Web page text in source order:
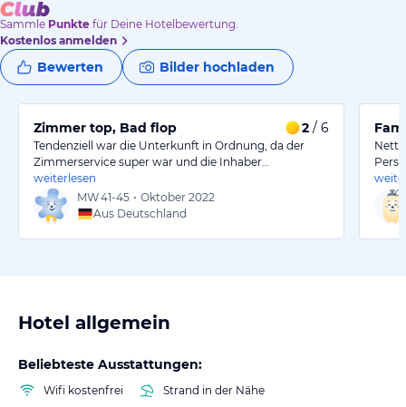
Sammle Punkte für Deine Hotelbewertung.
Kostenlos anmelden
Bewerten Bilder hochladen
Zimmer top, Bad flop 2 / 6
Tendenziell war die Unterkunft in Ordnung, da der
Zimmerservice super war und die Inhaber…
weiterlesen
MW41-45 • Oktober 2022
Aus Deutschland
Hotel allgemein
Beliebteste Ausstattungen:
Wifi kostenfrei
Strand in der Nähe